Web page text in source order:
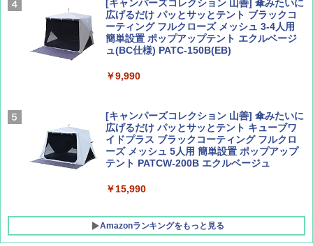
AIRLINE（エアライン）2026年9月号【特
集】ボーイング110周年を祝して！
￥1,760
新しい日本地理 地図・統計・移動から読み
解く (講談社現代新書)
￥1,540
[キャンパーズコレクション 山善] 傘みたいに
広げるだけ パッとサッとテント ブラックコ
ーティング フルクローズ メッシュ 3-4人用
簡単設置 ポップアップテント エクルベージ
ュ(BC仕様) PATC-150B(EB)
￥9,990
[キャンパーズコレクション 山善] 傘みたいに
広げるだけ パッとサッとテント キューブワ
イドプラス ブラックコーティング フルクロ
ーズ メッシュ 5人用 簡単設置 ポップアップ
テント PATCW-200B エクルベージュ
￥15,990
Amazonランキングをもっと見る